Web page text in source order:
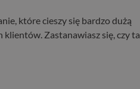
które cieszy się bardzo dużą
Zastanawiasz się, czy